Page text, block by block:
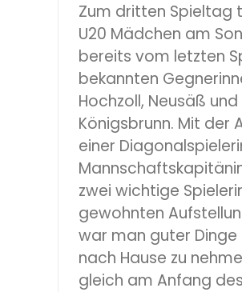
Zum dritten Spieltag
U20 Mädchen am
bereits vom letzten
bekannten
Hochzoll, Neusäß und
Königsbrunn. Mit der
einer
zwei wichtige
gewohnten
war man guter Dinge
nach Hause zu
gleich am Anfang des